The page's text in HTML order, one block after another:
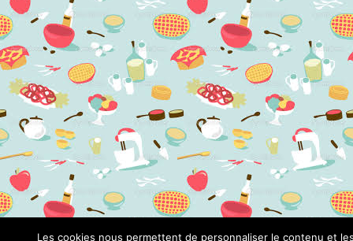
Les cookies nous permettent de personnaliser le contenu et